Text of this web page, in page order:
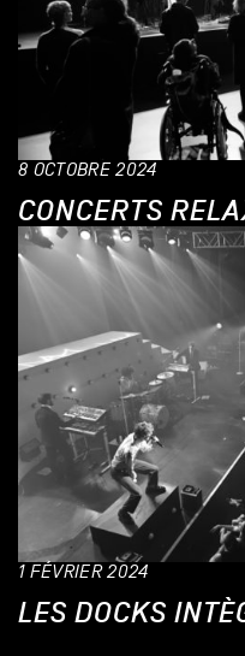
8 OCTOBRE 2024
CONCERTS
1 FÉVRIER 2024
LES DOCKS